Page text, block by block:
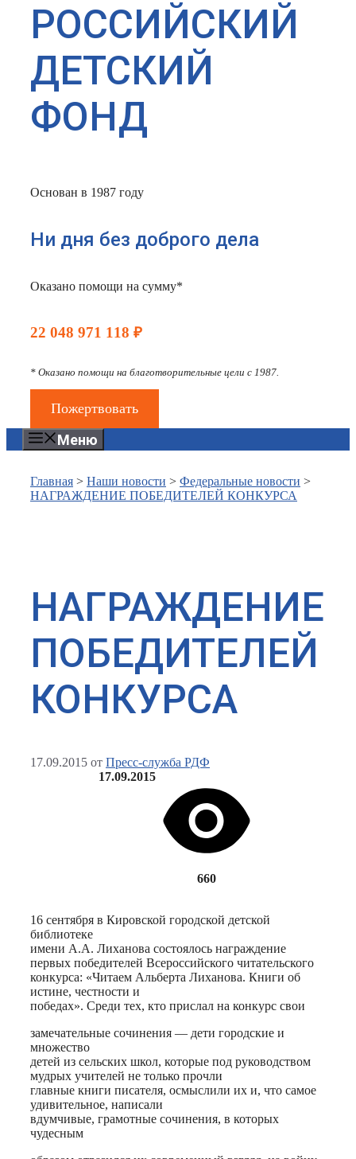
РОССИЙСКИЙ
ДЕТСКИЙ
ФОНД
Основан в 1987 году
Ни дня без доброго дела
Оказано помощи на сумму*
22 048 971 118 ₽
* Оказано помощи на благотворительные цели с 1987.
Пожертвовать
Меню
Главная > Наши новости > Федеральные новости >
НАГРАЖДЕНИЕ ПОБЕДИТЕЛЕЙ КОНКУРСА
НАГРАЖДЕНИЕ
ПОБЕДИТЕЛЕЙ
КОНКУРСА
17.09.2015 от Пресс-служба РДФ
17.09.2015
660
16 сентября в Кировской городской детской
библиотеке
имени А.А. Лиханова состоялось награждение
первых победителей Всероссийского читательского
конкурса: «Читаем Альберта Лиханова. Книги об
истине, честности и
победах». Среди тех, кто прислал на конкурс свои
замечательные сочинения — дети городские и
множество
детей из сельских школ, которые под руководством
мудрых учителей не только прочли
главные книги писателя, осмыслили их и, что самое
удивительное, написали
вдумчивые, грамотные сочинения, в которых
чудесным